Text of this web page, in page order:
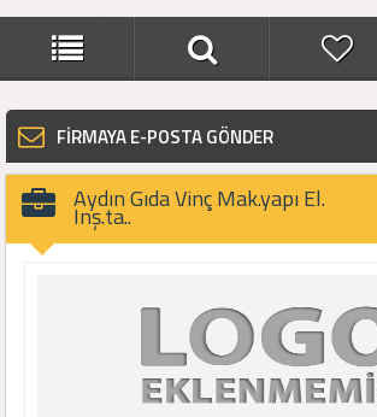
FİRMAYA E-POSTA GÖNDER
Aydın Gıda Vinç Mak.yapı El.
Inş.ta..